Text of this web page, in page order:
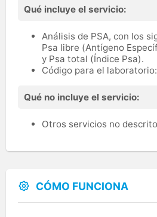
Qué incluye el servicio:
Análisis de PSA, con los
Psa libre (Antígeno
y Psa total (Índice Psa).
Código para el
Qué no incluye el servicio:
Otros servicios no
CÓMO FUNCIONA